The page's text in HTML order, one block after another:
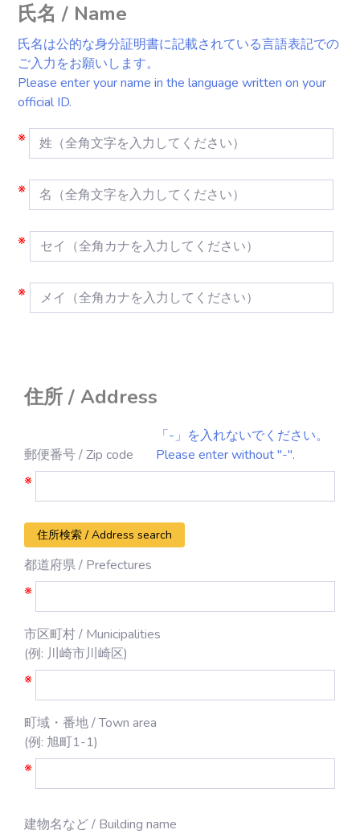
氏名 / Name
氏名は公的な身分証明書に記載されている言語表記での
ご入力をお願いします。
Please enter your name in the language written on your
official ID.
※
※
※
※
住所 / Address
郵便番号 / Zip code
「-」を入れないでください。
Please enter without "-".
※
住所検索 / Address search
都道府県 / Prefectures
※
市区町村 / Municipalities
(例: 川崎市川崎区)
※
町域・番地 / Town area
(例: 旭町1-1)
※
建物名など / Building name